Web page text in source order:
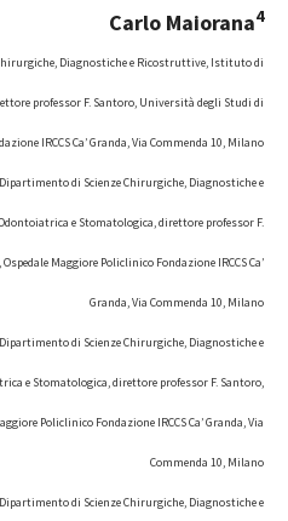
Carlo Maiorana4
Diagnostiche e Ricostruttive, Istituto di
professor F. Santoro, Università degli Studi di
IRCCS Ca’ Granda, Via Commenda 10, Milano
di Scienze Chirurgiche, Diagnostiche e
e Stomatologica, direttore professor F.
Maggiore Policlinico Fondazione IRCCS Ca’
Granda, Via Commenda 10, Milano
di Scienze Chirurgiche, Diagnostiche e
e Stomatologica, direttore professor F. Santoro,
Policlinico Fondazione IRCCS Ca’ Granda, Via
Commenda 10, Milano
Dipartimento di Scienze Chirurgiche, Diagnostiche e